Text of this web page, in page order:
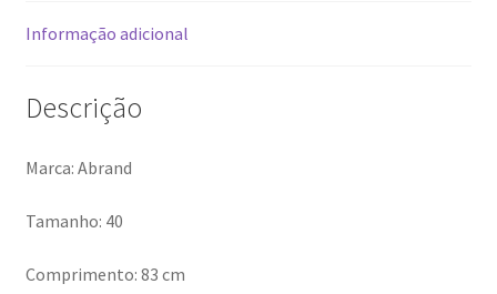
Informação adicional
Descrição
Marca: Abrand
Tamanho: 40
Comprimento: 83 cm